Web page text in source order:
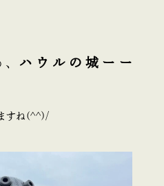
、 ハウルの城ーー
すね(^^)/